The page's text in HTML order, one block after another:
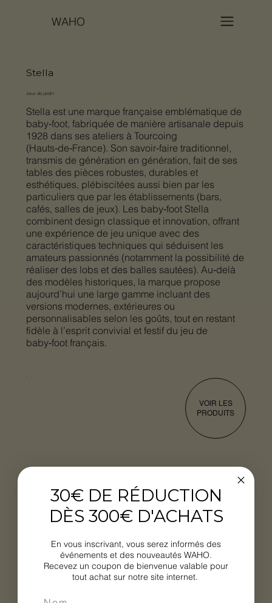
WAHO
Stella
Jeux de jardin
Stella est une marque française emblématique de
baby‑foot, fabriquée de manière artisanale depuis
1928 dans ses ateliers à Tourcoing
(Hauts‑de‑France). Son savoir‑faire traditionnel,
transmis de génération en génération, fait de ses
tables des pièces robustes, durables et
esthétiques, plébiscitées aussi bien par les
particuliers que par les établissements (bars,
cafés, salles de jeux). Les baby‑foot Stella
combinent design classique et innovation, offrant
une expérience de jeu unique avec des
caractéristiques techniques qui séduisent les
amateurs passionnés (notamment la possibilité de
réaliser des lobs et des balles sautées). Au‑delà
des modèles historiques, la marque propose
aujourd’hui une large gamme incluant des
versions modernes, extérieures ou
personnalisables selon les goûts, tout en restant
fidèle à l’esprit convivial et festif du jeu de
baby‑foot français.
VOIR LES
PRODUITS
30€ DE RÉDUCTION
DÈS 300€ D'ACHATS
En vous inscrivant, vous serez informés des
événements et des nouveautés WAHO.
Recevez un coupon de bienvenue valable pour
tout achat sur notre site internet.